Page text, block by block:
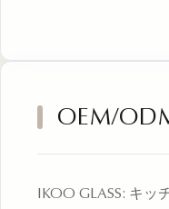
OEM/
IKOO GLASS: キ